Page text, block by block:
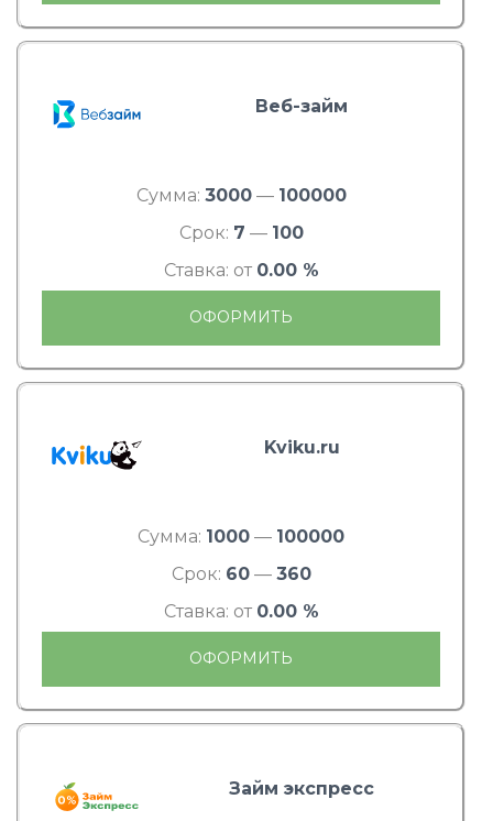
Веб-займ
Сумма: 3000— 100000
Срок: 7 — 100
Ставка: от 0.00 %
ОФОРМИТЬ
Kviku.ru
Сумма: 1000 — 100000
Срок: 60— 360
Ставка: от 0.00 %
ОФОРМИТЬ
Займ экспресс